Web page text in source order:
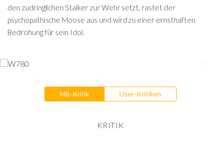
den zudringlichen Stalker zur Wehr setzt, rastet der
psychopathische Moose aus und wird zu einer ernsthaften
Bedrohung für sein Idol.
MB-Kritik User-Kritiken
KRITIK